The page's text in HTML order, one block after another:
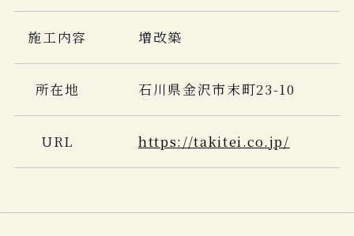
施工内容 増改築
所在地 石川県金沢市末町23-10
URL https://takitei.co.jp/